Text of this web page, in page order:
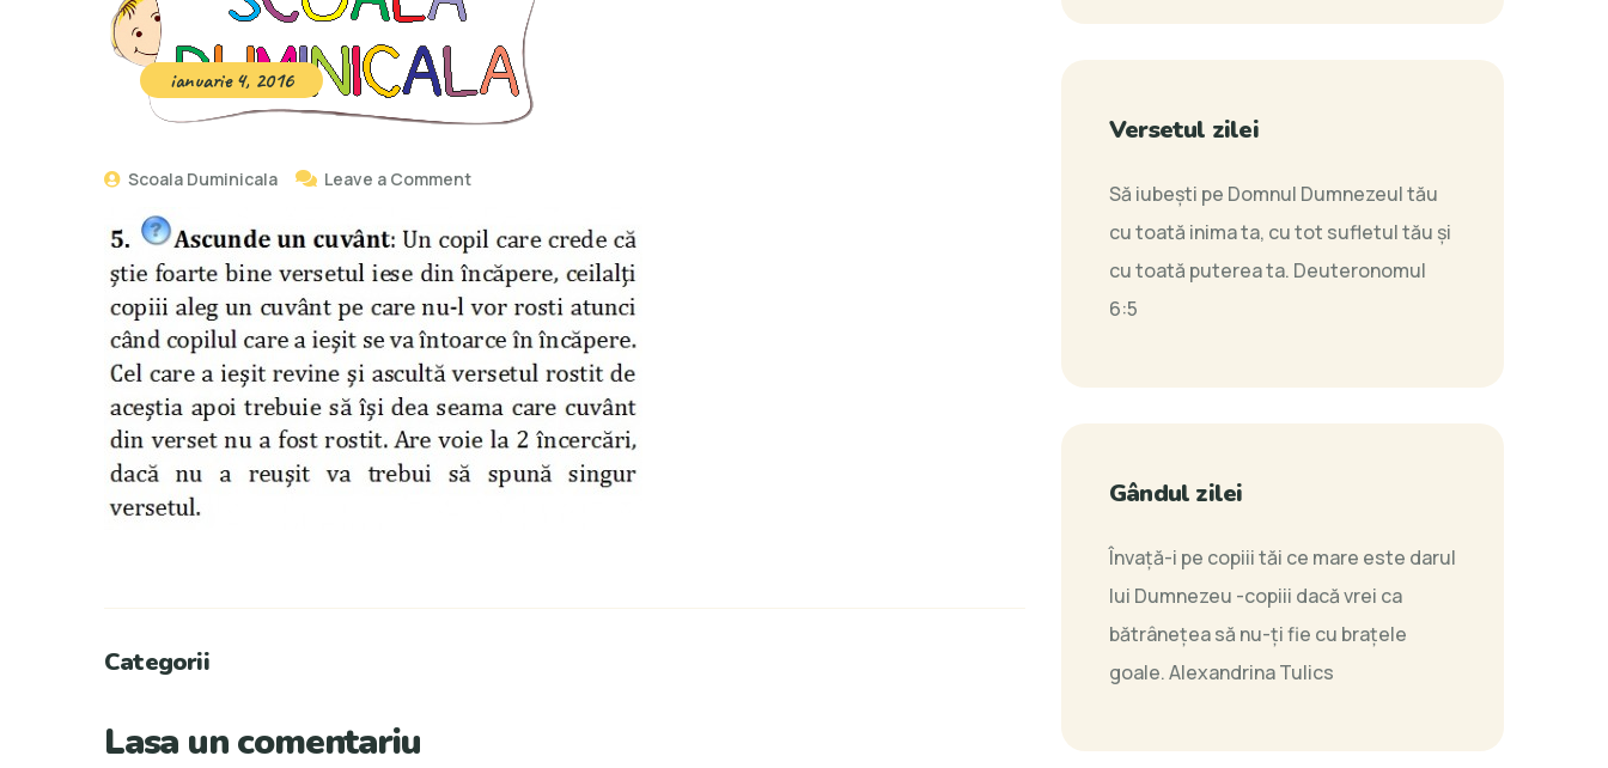
ianuarie 4, 2016
Scoala Duminicala Leave a Comment
Categorii
Lasa un comentariu
Versetul zilei
Să iubeşti pe Domnul Dumnezeul tău
cu toată inima ta, cu tot sufletul tău şi
cu toată puterea ta. Deuteronomul
6:5
Gândul zilei
Învață-i pe copiii tăi ce mare este darul
lui Dumnezeu -copiii dacă vrei ca
bătrânețea să nu-ți fie cu brațele
goale.Alexandrina Tulics